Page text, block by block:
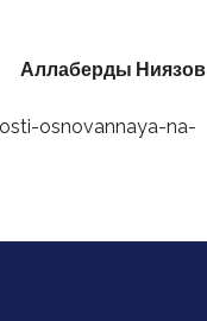
Аллаберды Ниязов
osnovannaya-na-